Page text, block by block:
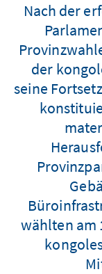
Nach der
der
seine
wählten am